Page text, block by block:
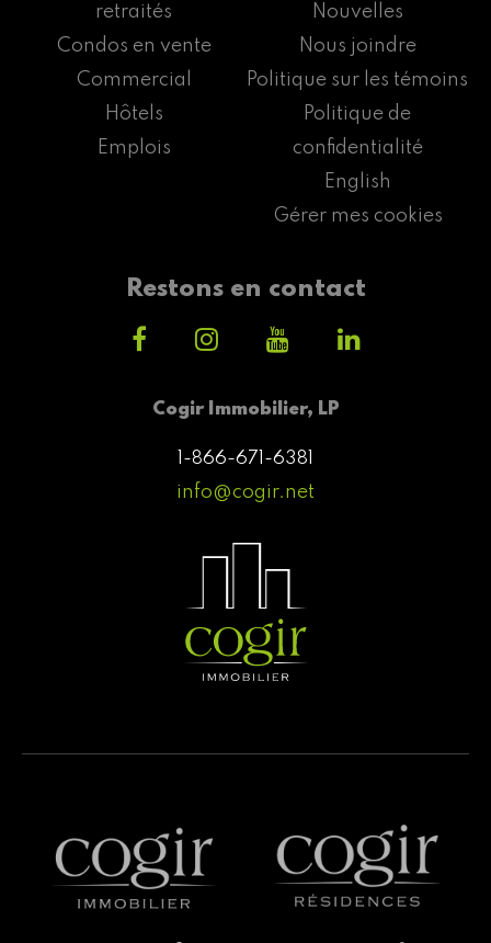
Cogir Immobilier, LP
1-866-671-6381
info@cogir.net
retraités
Condos en vente
Commercial
Hôtels
Emplois
Nouvelles
Nous joindre
Politique sur les témoins
Politique de
confidentialité
English
Gérer mes cookies
Restons en contact